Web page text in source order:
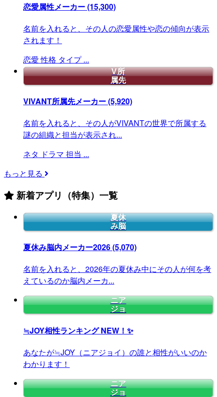
恋愛属性メーカー(15,300)
名前を入れると、その人の恋愛属性や恋の傾向が表示
されます！
恋愛 性格 タイプ ...
V所
属先
VIVANT所属先メーカー(5,920)
名前を入れると、その人がVIVANTの世界で所属する
謎の組織と担当が表示され...
ネタ ドラマ 担当 ...
もっと見る
新着アプリ（特集）一覧
夏休
み脳
夏休み脳内メーカー2026(5,070)
名前を入れると、2026年の夏休み中にその人が何を考
えているのか脳内メーカ...
ニア
ジョ
≒JOY相性ランキングNEW！✨
あなたが≒JOY（ニアジョイ）の誰と相性がいいのか
わかります！
ニア
ジョ